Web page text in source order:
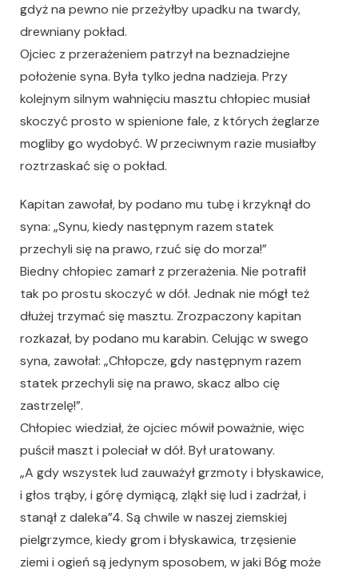
gdyż na pewno nie przeżyłby upadku na twardy,
drewniany pokład.
Ojciec z przerażeniem patrzył na beznadziejne
położenie syna. Była tylko jedna nadzieja. Przy
kolejnym silnym wahnięciu masztu chłopiec musiał
skoczyć prosto w spienione fale, z których żeglarze
mogliby go wydobyć. W przeciwnym razie musiałby
roztrzaskać się o pokład.
Kapitan zawołał, by podano mu tubę i krzyknął do
syna: „Synu, kiedy następnym razem statek
przechyli się na prawo, rzuć się do morza!”
Biedny chłopiec zamarł z przerażenia. Nie potrafił
tak po prostu skoczyć w dół. Jednak nie mógł też
dłużej trzymać się masztu. Zrozpaczony kapitan
rozkazał, by podano mu karabin. Celując w swego
syna, zawołał: „Chłopcze, gdy następnym razem
statek przechyli się na prawo, skacz albo cię
zastrzelę!”.
Chłopiec wiedział, że ojciec mówił poważnie, więc
puścił maszt i poleciał w dół. Był uratowany.
„A gdy wszystek lud zauważył grzmoty i błyskawice,
i głos trąby, i górę dymiącą, zląkł się lud i zadrżał, i
stanął z daleka”4. Są chwile w naszej ziemskiej
pielgrzymce, kiedy grom i błyskawica, trzęsienie
ziemi i ogień są jedynym sposobem, w jaki Bóg może